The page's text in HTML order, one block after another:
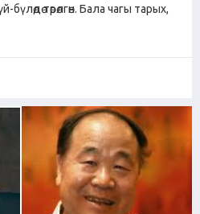
төрөлгөн. Бала чагы тарых,